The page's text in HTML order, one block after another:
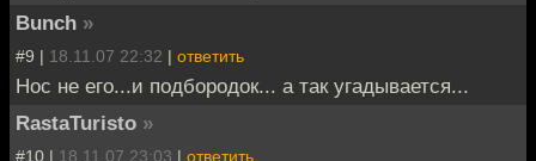
Bunch »
#9 | 18.11.07 22:32 | ответить
Нос не его...и подбородок... а так угадывается...
RastaTuristo »
#10 | 18.11.07 23:03 | ответить